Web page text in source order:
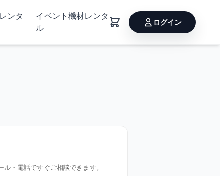
ンタ
イベント機材レンタ
ル
ログイン
・電話ですぐご相談できます。